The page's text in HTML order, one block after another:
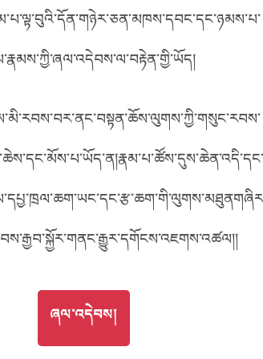
བོད་ཡིག
English
ភាសាខ្មែរ
GO TOཞལ་འདེབས།
ཞལ་འདེབས།